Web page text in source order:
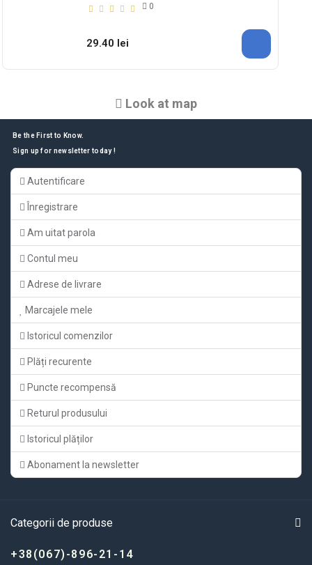
0
29.40 lei
Look at map
Be the First to Know.
Sign up for newsletter today !
Autentificare
Înregistrare
Am uitat parola
Contul meu
Adrese de livrare
Marcajele mele
Istoricul comenzilor
Plăți recurente
Puncte recompensă
Returul produsului
Istoricul plăților
Abonament la newsletter
Categorii de produse
+38(067)-896-21-14